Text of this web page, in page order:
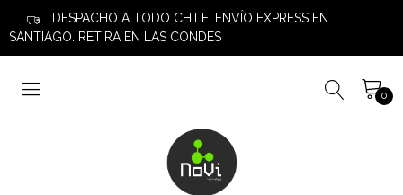
DESPACHO A TODO CHILE, ENVÍO EXPRESS EN
SANTIAGO. RETIRA EN LAS CONDES
0